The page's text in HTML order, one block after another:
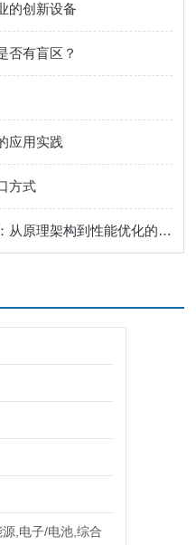
的创新设备
否有盲区？
应用实践
方式
深度剖析便携式声强测量仪：从原理架构到性能优化的技术全解
,电子/电池,综合